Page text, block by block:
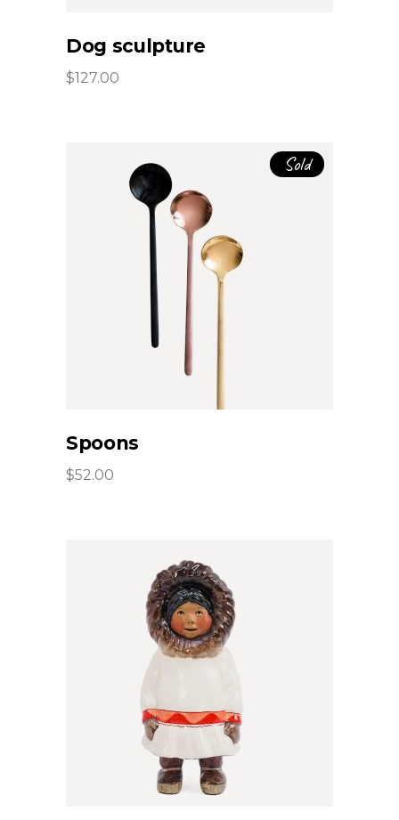
Dog sculpture
$127.00
Sold
Spoons
$52.00